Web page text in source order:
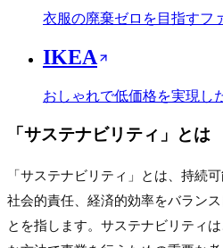
衣服の廃棄ゼロを目指すフ
IKEA
おしゃれで低価格を実現し
「 サステナビリティ 」とは
「サステナビリティ」とは、持続
社会的責任、経済的効率をバラン
とを指します。サステナビリティ